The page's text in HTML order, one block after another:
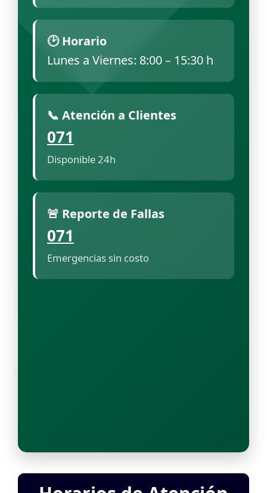
🕑 Horario
Lunes a Viernes: 8:00 – 15:30 h
📞 Atención a Clientes
071
Disponible 24h
🚨 Reporte de Fallas
071
Emergencias sin costo